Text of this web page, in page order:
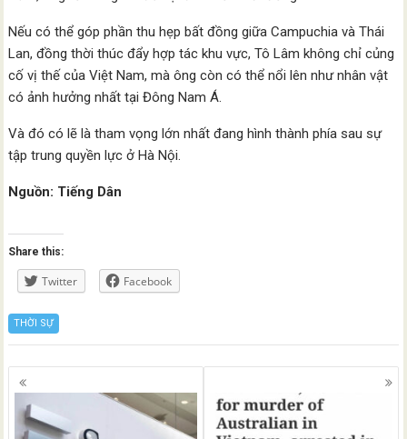
Nếu có thể góp phần thu hẹp bất đồng giữa Campuchia và Thái
Lan, đồng thời thúc đẩy hợp tác khu vực, Tô Lâm không chỉ củng
cố vị thế của Việt Nam, mà ông còn có thể nổi lên như nhân vật
có ảnh hưởng nhất tại Đông Nam Á.
Và đó có lẽ là tham vọng lớn nhất đang hình thành phía sau sự
tập trung quyền lực ở Hà Nội.
Nguồn: Tiếng Dân
Share this:
Twitter Facebook
THỜI SỰ
Posts
navigation